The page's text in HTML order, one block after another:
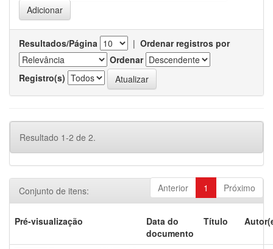
Resultados/Página | Ordenar registros por
Ordenar
Registro(s)
Resultado 1-2 de 2.
Anterior 1 Próximo
Conjunto de itens:
Pré-visualização
Data do
documento
Título